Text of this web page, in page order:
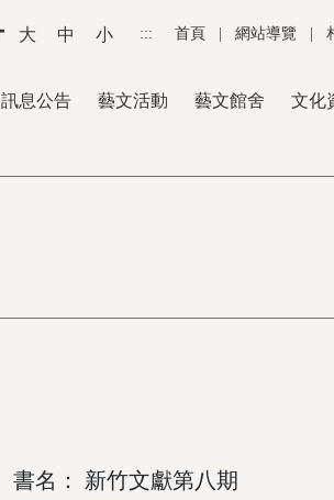
大 中 小 ::: 首頁 網站導覽
訊息公告 藝文活動 藝文館舍 文化
書名： 新竹文獻第八期